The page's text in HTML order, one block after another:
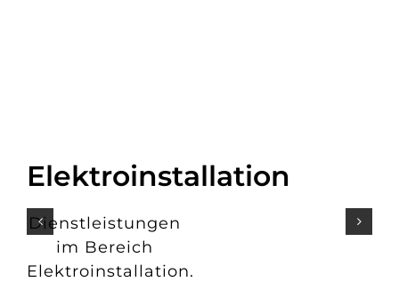
Elektroinstallation
Dienstleistungen
im Bereich
Elektroinstallation.